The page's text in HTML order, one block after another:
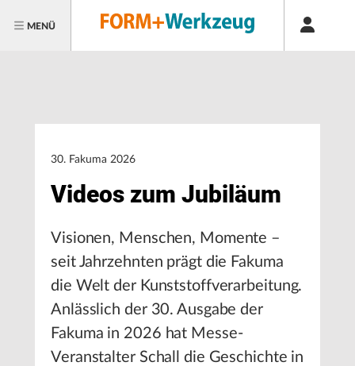
MENÜ
30. Fakuma 2026
Videos zum Jubiläum
Visionen, Menschen, Momente –
seit Jahrzehnten prägt die Fakuma
die Welt der Kunststoffverarbeitung.
Anlässlich der 30. Ausgabe der
Fakuma in 2026 hat Messe-
Veranstalter Schall die Geschichte in